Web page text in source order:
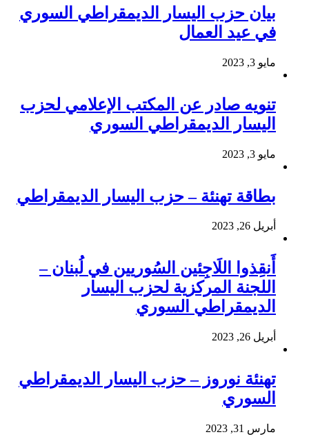
بيان حزب اليسار الديمقراطي السوري
في عيد العمال
مايو 3, 2023
تنويه صادر عن المكتب الإعلامي لحزب
اليسار الديمقراطي السوري
مايو 3, 2023
بطاقة تهنئة – حزب اليسار الديمقراطي
أبريل 26, 2023
أَنقِذوا اللَاجِئين السُوريين في لُبنان –
اللجنة المركزية لحزب اليسار
الديمقراطي السوري
أبريل 26, 2023
تهنئة نوروز – حزب اليسار الديمقراطي
السوري
مارس 31, 2023